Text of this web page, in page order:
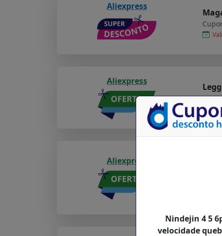
Aliexpress
Aliexpress
Aliexpress
Nindejin 4 5
velocidade